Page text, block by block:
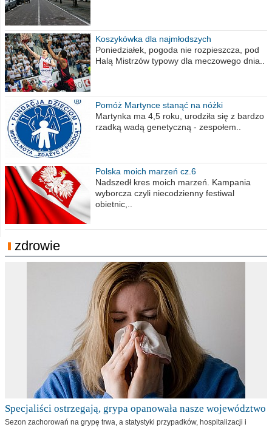
Koszykówka dla najmłodszych
Poniedziałek, pogoda nie rozpieszcza, pod
Halą Mistrzów typowy dla meczowego dnia..
Pomóż Martynce stanąć na nóżki
Martynka ma 4,5 roku, urodziła się z bardzo
rzadką wadą genetyczną - zespołem..
Polska moich marzeń cz.6
Nadszedł kres moich marzeń. Kampania
wyborcza czyli niecodzienny festiwal
obietnic,..
zdrowie
Specjaliści ostrzegają, grypa opanowała nasze województwo
Sezon zachorowań na grypę trwa, a statystyki przypadków, hospitalizacji i